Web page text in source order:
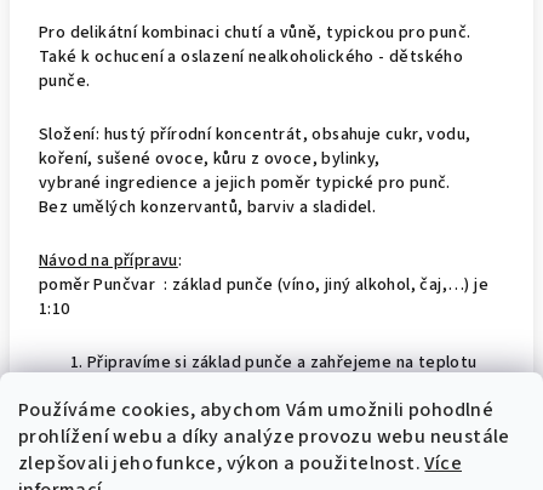
Používáme cookies, abychom Vám umožnili pohodlné
prohlížení webu a díky analýze provozu webu neustále
zlepšovali jeho funkce, výkon a použitelnost.Více
Pro delikátní kombinaci chutí a vůně, typickou pro punč.
Také k ochucení a oslazenínealkoholického - dětského
punče.
Složení: hustý přírodní koncentrát, obsahuje cukr, vodu,
koření, sušené ovoce, kůru z ovoce, bylinky,
vybrané ingredience a jejich poměr typické pro punč.
Bez umělých konzervantů, barviv a sladidel.
Návod na přípravu:
poměr Punčvar : základ punče (víno, jiný alkohol, čaj,…) je
1:10
Připravíme si základ punče a zahřejeme na teplotu
Na 10 dílů základu punče přidáme 1 díl Punčvaru.
Punč je nyní dokonale ochucený a přiměřeně sladký.
Podle receptů nebo podle vlastní fantazie můžete ještě do